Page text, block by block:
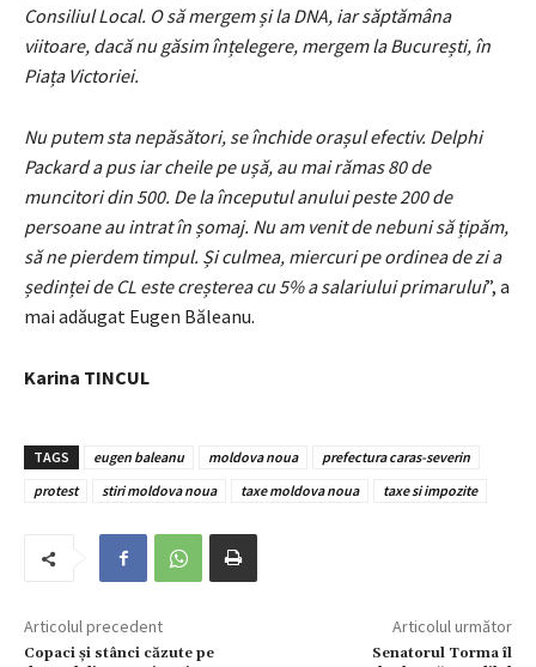
Consiliul Local. O să mergem și la DNA, iar săptămâna
viitoare, dacă nu găsim înțelegere, mergem la București, în
Piața Victoriei.
Nu putem sta nepăsători, se închide orașul efectiv. Delphi
Packard a pus iar cheile pe ușă, au mai rămas 80 de
muncitori din 500. De la începutul anului peste 200 de
persoane au intrat în șomaj. Nu am venit de nebuni să țipăm,
să ne pierdem timpul. Și culmea, miercuri pe ordinea de zi a
ședinței de CL este creșterea cu 5% a salariului primarului”, a
mai adăugat Eugen Băleanu.
Karina TINCUL
TAGS eugen baleanu moldova noua
prefectura caras-severin
protest
stiri moldova noua taxe moldova noua taxe si impozite
Articolul precedent
Copaci și stânci căzute pe
Articolul următor
Senatorul Torma îl